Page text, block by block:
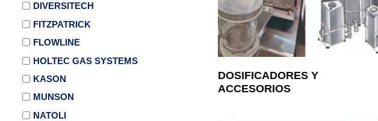
DIVERSITECH
FITZPATRICK
FLOWLINE
HOLTEC GAS SYSTEMS
KASON
MUNSON
NATOLI
DOSIFICADORES Y
ACCESORIOS